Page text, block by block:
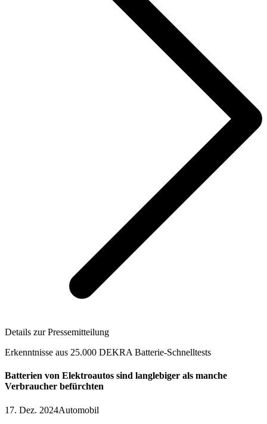
Details zur Pressemitteilung
Erkenntnisse aus 25.000 DEKRA Batterie-Schnelltests
Batterien von Elektroautos sind langlebiger als manche
Verbraucher befürchten
17. Dez. 2024Automobil